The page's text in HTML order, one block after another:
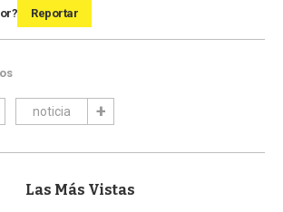
Reportar
noticia
Las Más Vistas